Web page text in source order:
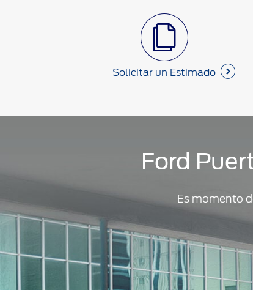
Solicitar un Estimado
Ford
Es momento